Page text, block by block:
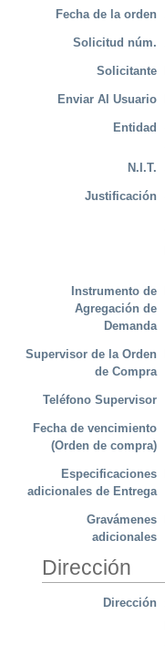
Fecha de la orden
Solicitud núm.
Solicitante
Enviar Al Usuario
Entidad
N.I.T.
Justificación
Instrumento de
Agregación de
Demanda
Supervisor de la Orden
de Compra
Teléfono Supervisor
Fecha de vencimiento
(Orden de compra)
Especificaciones
adicionales de Entrega
Gravámenes
adicionales
Dirección
Dirección